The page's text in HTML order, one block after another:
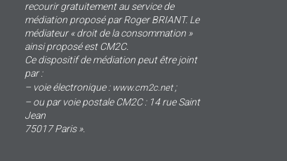
recourir gratuitement au service de
médiation proposé par Roger BRIANT. Le
médiateur « droit de la consommation »
ainsi proposé est CM2C.
Ce dispositif de médiation peut être joint
par :
– voie électronique : www.cm2c.net;
– ou par voie postale CM2C : 14 rue Saint
Jean
75017 Paris ».